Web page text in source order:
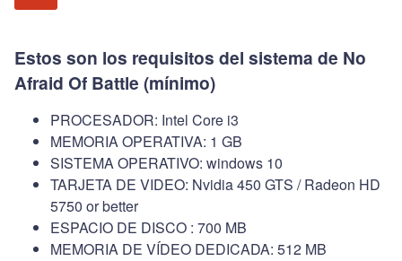
Estos son los requisitos del sistema de No
Afraid Of Battle (mínimo)
PROCESADOR: Intel Core i3
MEMORIA OPERATIVA: 1 GB
SISTEMA OPERATIVO: windows 10
TARJETA DE VIDEO: Nvidia 450 GTS / Radeon HD
5750 or better
ESPACIO DE DISCO : 700 MB
MEMORIA DE VÍDEO DEDICADA: 512 MB